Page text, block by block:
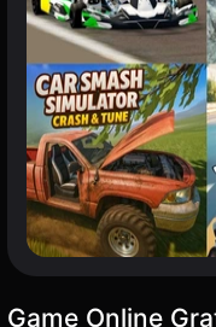
Game Online